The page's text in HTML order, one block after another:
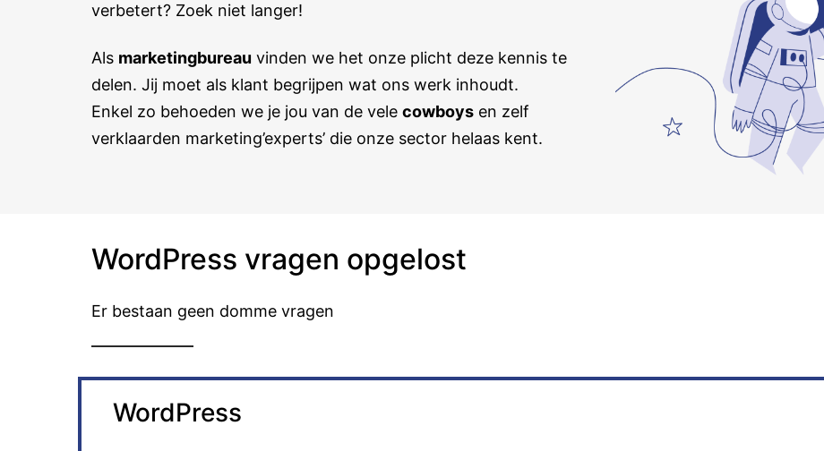
verbetert? Zoek niet langer!
Als marketingbureau vinden we het onze plicht deze kennis te
delen. Jij moet als klant begrijpen wat ons werk inhoudt.
Enkel zo behoeden we je jou van de vele cowboys en zelf
verklaarden marketing’experts’ die onze sector helaas kent.
WordPress vragen opgelost
Er bestaan geen domme vragen
WordPress